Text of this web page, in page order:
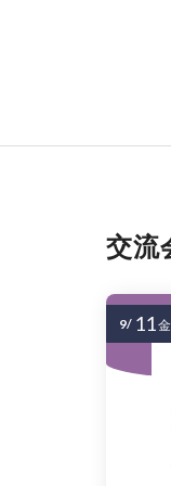
交流
9/ 11金